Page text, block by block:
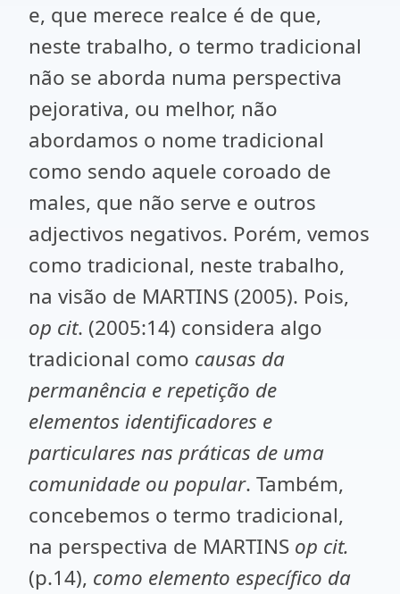
e, que merece realce é de que,
neste trabalho, o termo tradicional
não se aborda numa perspectiva
pejorativa, ou melhor, não
abordamos o nome tradicional
como sendo aquele coroado de
males, que não serve e outros
adjectivos negativos. Porém, vemos
como tradicional, neste trabalho,
na visão de MARTINS (2005). Pois,
op cit. (2005:14) considera algo
tradicional como causas da
permanência e repetição de
elementos identificadores e
particulares nas práticas de uma
comunidade ou popular. Também,
concebemos o termo tradicional,
na perspectiva de MARTINS op cit.
(p.14), como elemento específico da